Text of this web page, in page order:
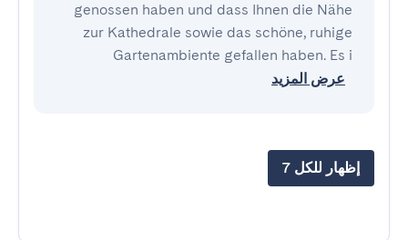
genossen haben und dass Ihnen die Nähe
zur Kathedrale sowie das schöne, ruhige
Gartenambiente gefallen haben. Es i
عرض المزيد
إظهار للكل 7